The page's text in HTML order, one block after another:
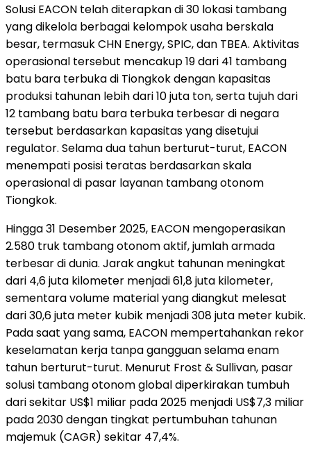
Solusi EACON telah diterapkan di 30 lokasi tambang
yang dikelola berbagai kelompok usaha berskala
besar, termasuk CHN Energy, SPIC, dan TBEA. Aktivitas
operasional tersebut mencakup 19 dari 41 tambang
batu bara terbuka di Tiongkok dengan kapasitas
produksi tahunan lebih dari 10 juta ton, serta tujuh dari
12 tambang batu bara terbuka terbesar di negara
tersebut berdasarkan kapasitas yang disetujui
regulator. Selama dua tahun berturut-turut, EACON
menempati posisi teratas berdasarkan skala
operasional di pasar layanan tambang otonom
Tiongkok.
Hingga 31 Desember 2025, EACON mengoperasikan
2.580 truk tambang otonom aktif, jumlah armada
terbesar di dunia. Jarak angkut tahunan meningkat
dari 4,6 juta kilometer menjadi 61,8 juta kilometer,
sementara volume material yang diangkut melesat
dari 30,6 juta meter kubik menjadi 308 juta meter kubik.
Pada saat yang sama, EACON mempertahankan rekor
keselamatan kerja tanpa gangguan selama enam
tahun berturut-turut. Menurut Frost & Sullivan, pasar
solusi tambang otonom global diperkirakan tumbuh
dari sekitar US$1 miliar pada 2025 menjadi US$7,3 miliar
pada 2030 dengan tingkat pertumbuhan tahunan
majemuk (CAGR) sekitar 47,4%.